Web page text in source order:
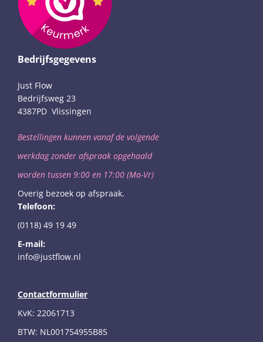
Bedrijfsgegevens
Just Flow
Bedrijfsweg 23
4387PD Vlissingen
Bestellingen kunnen vanaf de volgende
werkdagzonder afspraak opgehaald
worden tussen 9:00 en 17:00 (Ma-Vr)
Overig bezoek op afspraak.
Telefoon:
(0118) 49 19 49
E-mail:
info@justflow.nl
Contactformulier
KvK: 22061713
BTW: NL001754955B85